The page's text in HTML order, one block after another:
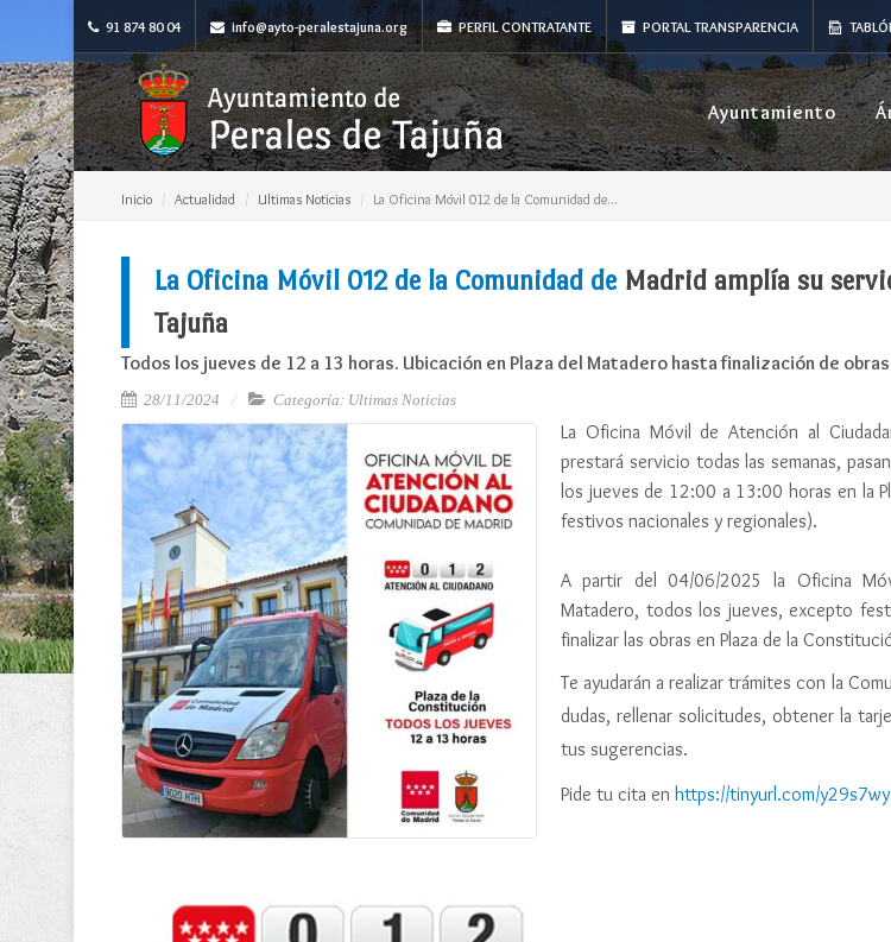
91 874 80 04 info@ayto-peralestajuna.org PERFIL CONTRATANTE PORTAL TRANSPARENCIA
Ayuntamiento
Inicio Actualidad Ultimas Noticias La Oficina Móvil 012 de la Comunidad de...
La Oficina Móvil 012 de la Comunidad de Madrid amplía su
Tajuña
Todos los jueves de 12 a 13 horas. Ubicación en Plaza del Matadero hasta finalización de
28/11/2024 Categoría: Ultimas Noticias
La Oficina Móvil de Atención al
prestará servicio todas las semanas,
los jueves de 12:00 a 13:00 horas en la
festivos nacionales y regionales).
A partir del 04/06/2025 la Oficina
Matadero, todos los jueves, excepto
finalizar las obras en Plaza de la
Te ayudarán a realizar trámites con la
dudas, rellenar solicitudes, obtener la
tus sugerencias.
Pide tu cita en https://tinyurl.com/